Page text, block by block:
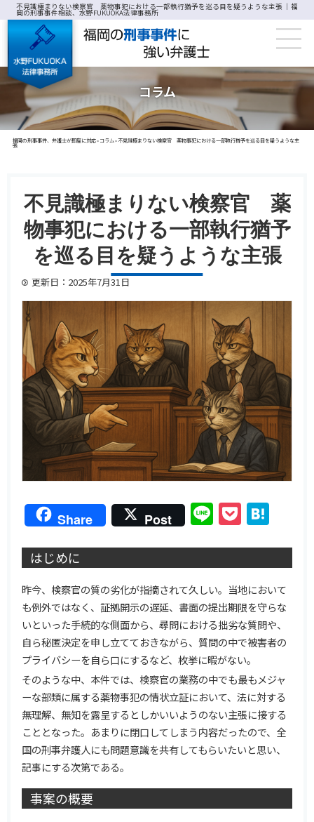
不見識極まりない検察官 薬物事犯における一部執行猶予を巡る目を疑うような主張 ｜福
岡の刑事事件相談、水野FUKUOKA法律事務所
コラム
福岡の刑事事件、弁護士が即座に対応> コラム >不見識極まりない検察官 薬物事犯における一部執行猶予を巡る目を疑うような主
張
不見識極まりない検察官 薬
物事犯における一部執行猶予
を巡る目を疑うような主張
更新日：2025年7月31日
Share Post LinePocket
はじめに
昨今、検察官の質の劣化が指摘されて久しい。当地において
も例外ではなく、証拠開示の遅延、書面の提出期限を守らな
いといった手続的な側面から、尋問における拙劣な質問や、
自ら秘匿決定を申し立てておきながら、質問の中で被害者の
プライバシーを自ら口にするなど、枚挙に暇がない。
そのような中、本件では、検察官の業務の中でも最もメジャ
ーな部類に属する薬物事犯の情状立証において、法に対する
無理解、無知を露呈するとしかいいようのない主張に接する
こととなった。あまりに閉口してしまう内容だったので、全
国の刑事弁護人にも問題意識を共有してもらいたいと思い、
記事にする次第である。
事案の概要